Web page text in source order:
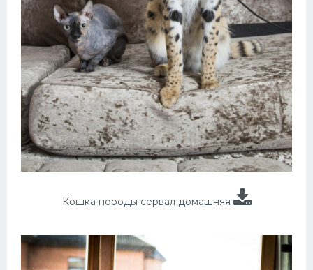
Кошка породы сервал домашняя